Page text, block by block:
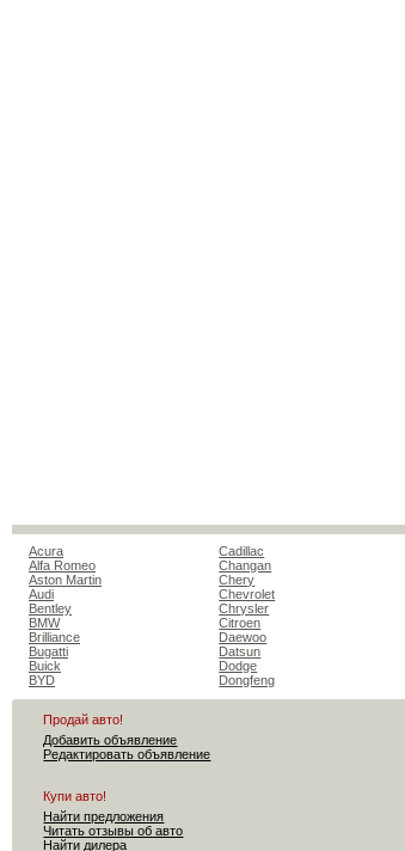
Acura
Alfa Romeo
Aston Martin
Audi
Bentley
BMW
Brilliance
Bugatti
Buick
BYD
Cadillac
Changan
Chery
Chevrolet
Chrysler
Citroen
Daewoo
Datsun
Dodge
Dongfeng
Продай авто!
Добавить объявление
Редактировать объявление
Купи авто!
Найти предложения
Читать отзывы об авто
Найти дилера